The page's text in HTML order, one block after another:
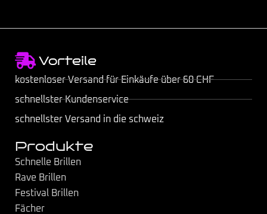
Produkte
Schnelle Brillen
Rave Brillen
Festival Brillen
Fächer
Vorteile
kostenloser Versand für Einkäufe über 60 CHF
schnellster Kundenservice
schnellster Versand in die schweiz